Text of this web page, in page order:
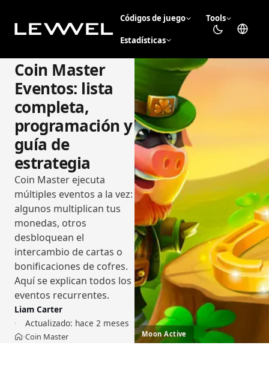
Códigos de juego Tools
Estadísticas
Coin Master
Eventos: lista
completa,
programación y
guía de
estrategia
Coin Master ejecuta
múltiples eventos a la vez:
algunos multiplican tus
monedas, otros
desbloquean el
intercambio de cartas o
bonificaciones de cofres.
Aquí se explican todos los
eventos recurrentes.
Liam Carter
Actualizado: hace 2 meses
Inicio
›Coin Master Moon Active